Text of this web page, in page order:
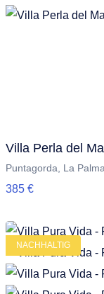
Villa Perla del
Puntagorda, La Palma
385 €
NACHHALTIG